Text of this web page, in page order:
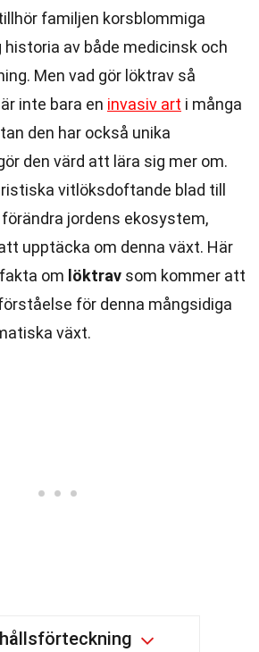
familjen korsblommiga
historia av både medicinsk och
Men vad gör löktrav så
är inte bara en invasiv art i många
den har också unika
den värd att lära sig mer om.
vitlöksdoftande blad till
jordens ekosystem,
upptäcka om denna växt. Här
om löktrav som kommer att
för denna mångsidiga
växt.